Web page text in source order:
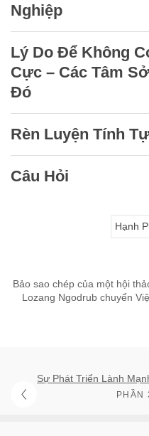
Nghiệp
Lý Do Để Không
Cực – Các Tâm
Đó
Rèn Luyện Tính
Câu Hỏi
Hạnh
Bảo sao chép của một hội
Lozang Ngodrub chuyển
Sự Phát Triển Lành
PHẦN